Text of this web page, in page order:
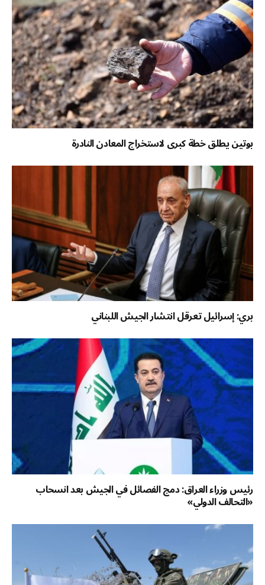
بوتين يطلق خطة كبرى لاستخراج المعادن النادرة
بري: إسرائيل تعرقل انتشار الجيش اللبناني
رئيس وزراء العراق: دمج الفصائل في الجيش بعد انسحاب
«التحالف الدولي»